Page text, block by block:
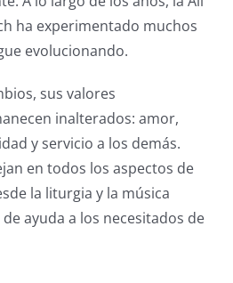
ha experimentado muchos
evolucionando.
sus valores
inalterados: amor,
y servicio a los demás.
en todos los aspectos de
la liturgia y la música
ayuda a los necesitados de